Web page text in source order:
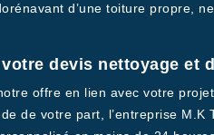
d’une toiture propre,
devis nettoyage et
offre en lien avec votre
de votre part, l’entreprise